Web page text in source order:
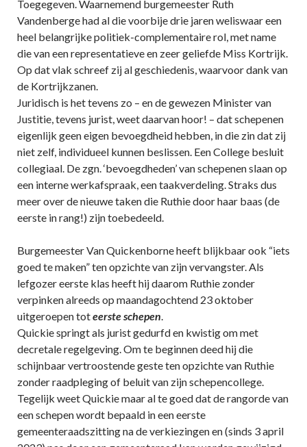
Toegegeven. Waarnemend burgemeester Ruth
Vandenberge had al die voorbije drie jaren weliswaar een
heel belangrijke politiek-complementaire rol, met name
die van een representatieve en zeer geliefde Miss Kortrijk.
Op dat vlak schreef zij al geschiedenis, waarvoor dank van
de Kortrijkzanen.
Juridisch is het tevens zo – en de gewezen Minister van
Justitie, tevens jurist, weet daarvan hoor! – dat schepenen
eigenlijk geen eigen bevoegdheid hebben, in die zin dat zij
niet zelf, individueel kunnen beslissen. Een College besluit
collegiaal. De zgn. ‘bevoegdheden’ van schepenen slaan op
een interne werkafspraak, een taakverdeling. Straks dus
meer over de nieuwe taken die Ruthie door haar baas (de
eerste in rang!) zijn toebedeeld.
Burgemeester Van Quickenborne heeft blijkbaar ook “iets
goed te maken” ten opzichte van zijn vervangster. Als
lefgozer eerste klas heeft hij daarom Ruthie zonder
verpinken alreeds op maandagochtend 23 oktober
uitgeroepen toteerste schepen.
Quickie springt als jurist gedurfd en kwistig om met
decretale regelgeving. Om te beginnen deed hij die
schijnbaar vertroostende geste ten opzichte van Ruthie
zonder raadpleging of beluit van zijn schepencollege.
Tegelijk weet Quickie maar al te goed dat de rangorde van
een schepen wordt bepaald in een eerste
gemeenteraadszitting na de verkiezingen en (sinds 3 april